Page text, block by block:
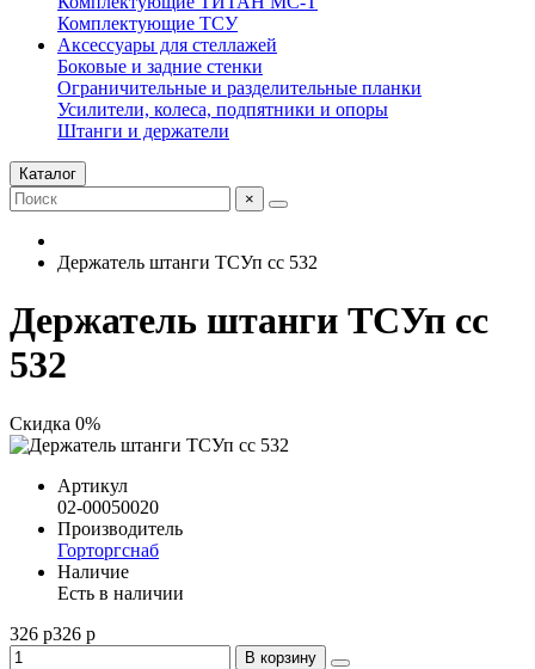
Комплектующие ТСУ
Аксессуары для стеллажей
Боковые и задние стенки
Ограничительные и разделительные планки
Усилители, колеса, подпятники и опоры
Штанги и держатели
Каталог
×
Держатель штанги ТСУп сс 532
Держатель штанги ТСУп сс
532
Скидка 0%
Артикул
02-00050020
Производитель
Горторгснаб
Наличие
Есть в наличии
326 р326 р
В корзину